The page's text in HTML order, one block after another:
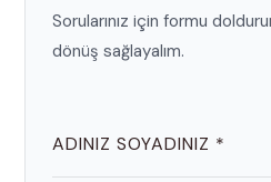
Sorularınız için formu
dönüş sağlayalım.
ADINIZ SOYADINIZ *